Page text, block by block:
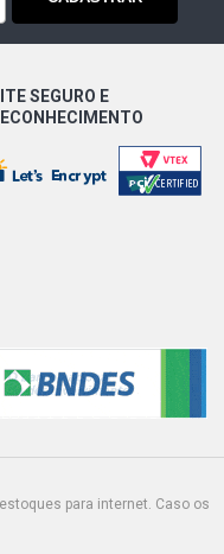
SEGURO E
para internet. Caso os